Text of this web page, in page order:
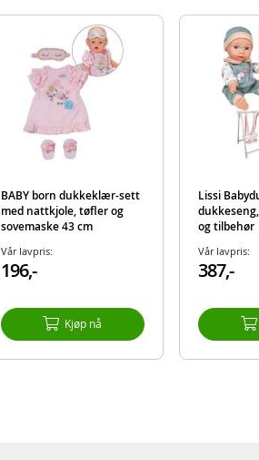
BABY born dukkeklær-sett
med nattkjole, tøfler og
sovemaske 43 cm
Vår lavpris:
196,-
Kjøp nå
Lissi
og tilbehør
Vår lavpris:
387,-